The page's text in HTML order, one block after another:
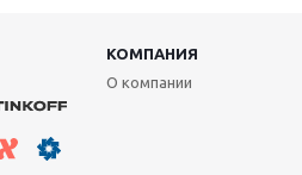
КОМПАНИЯ
О компании